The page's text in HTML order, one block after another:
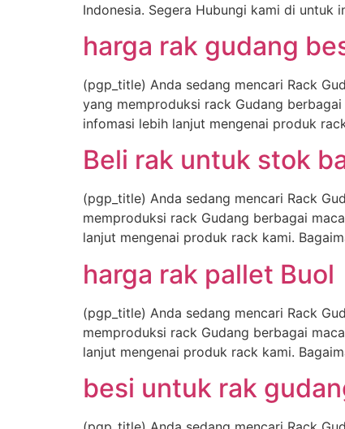
Indonesia. Segera Hubungi kami di
harga rak gudang
(pgp_title) Anda sedang mencari Rack
yang memproduksi rack Gudang
infomasi lebih lanjut mengenai produk
Beli rak untuk stok
(pgp_title) Anda sedang mencari Rack
memproduksi rack Gudang berbagai
lanjut mengenai produk rack kami.
harga rak pallet Buol
(pgp_title) Anda sedang mencari Rack
memproduksi rack Gudang berbagai
lanjut mengenai produk rack kami.
besi untuk rak